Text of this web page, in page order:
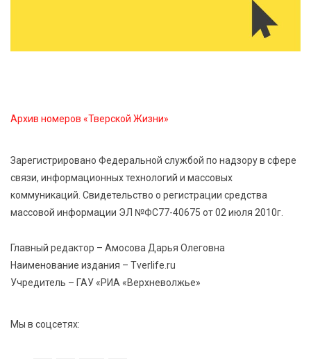
7 Авг 2026 15:30 279
трансформаторных подстанций и более 146 км ЛЭП
в Тверской области
7 Авг 2026 15:10 261
появится новая беговая трасса для
профессиональных спортсменов
заслуги тренеров и атлетов
Архив номеров «Тверской Жизни»
Зарегистрировано Федеральной службой по надзору в сфере
связи, информационных технологий и массовых
коммуникаций. Свидетельство о регистрации средства
массовой информации ЭЛ №ФС77-40675 от 02 июля 2010г.
Главный редактор – Амосова Дарья Олеговна
Наименование издания – Tverlife.ru
Учредитель – ГАУ «РИА «Верхневолжье»
Мы в соцсетях: